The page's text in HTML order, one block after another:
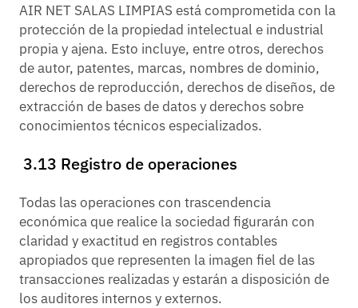
AIR NET SALAS LIMPIAS está comprometida con la
protección de la propiedad intelectual e industrial
propia y ajena. Esto incluye, entre otros, derechos
de autor, patentes, marcas, nombres de dominio,
derechos de reproducción, derechos de diseños, de
extracción de bases de datos y derechos sobre
conocimientos técnicos especializados.
3.13 Registro de operaciones
Todas las operaciones con trascendencia
económica que realice la sociedad figurarán con
claridad y exactitud en registros contables
apropiados que representen la imagen fiel de las
transacciones realizadas y estarán a disposición de
los auditores internos y externos.